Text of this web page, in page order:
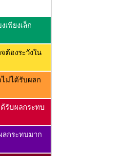
พียงเล็ก
ต้องระวังใน
ม่ได้รับผลก
รับผลกระทบ
กระทบมาก